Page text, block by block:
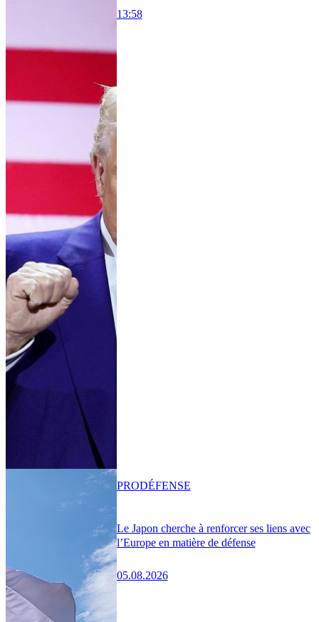
13:58
Le Japon cherche à renforcer ses liens avec
l’Europe en matière de défense
05.08.2026
PRODÉFENSE